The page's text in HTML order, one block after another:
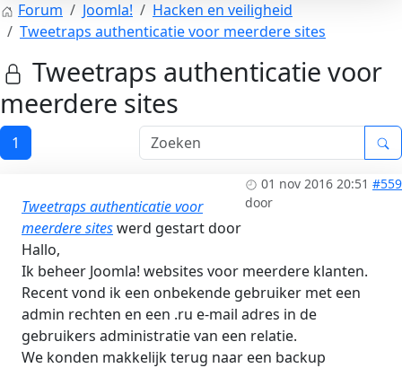
Forum Joomla!
Hacken en veiligheid
Tweetraps authenticatie voor meerdere sites
Tweetraps authenticatie voor
meerdere sites
1
01 nov 2016 20:51 #559
door
Tweetraps authenticatie voor
meerdere siteswerd gestart door
Hallo,
Ik beheer Joomla! websites voor meerdere klanten.
Recent vond ik een onbekende gebruiker met een
admin rechten en een .ru e-mail adres in de
gebruikers administratie van een relatie.
We konden makkelijk terug naar een backup